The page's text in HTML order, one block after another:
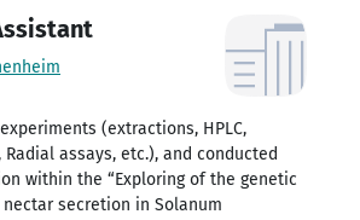
(extractions, HPLC,
Radial assays, etc.), and conducted
within the “Exploring of the genetic
secretion in Solanum